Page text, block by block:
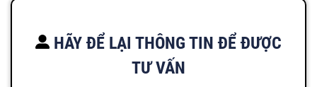
HÃY ĐỂ LẠI THÔNG TIN ĐỂ ĐƯỢC
TƯ VẤN